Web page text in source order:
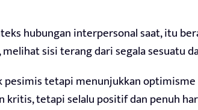
hubungan interpersonal saat, itu
sisi terang dari segala sesuatu
pesimis tetapi menunjukkan
kritis, tetapi selalu positif dan penuh